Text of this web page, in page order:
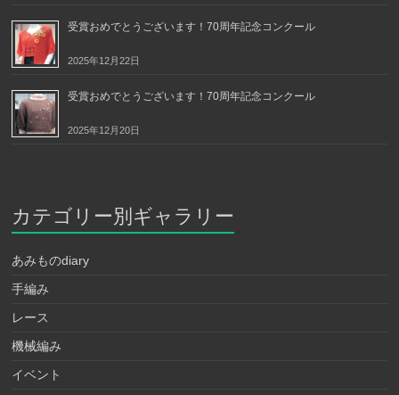
受賞おめでとうございます！70周年記念コンクール
2025年12月22日
受賞おめでとうございます！70周年記念コンクール
2025年12月20日
カテゴリー別ギャラリー
あみものdiary
手編み
レース
機械編み
イベント